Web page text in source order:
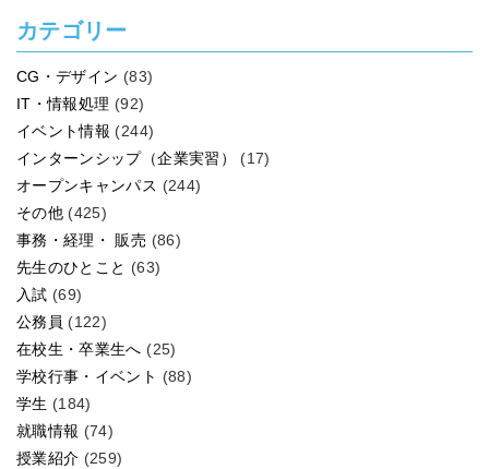
カテゴリー
CG・デザイン (83)
IT・情報処理 (92)
イベント情報 (244)
インターンシップ（企業実習）
(17)
オープンキャンパス (244)
その他 (425)
事務・経理・ 販売 (86)
先生のひとこと (63)
入試 (69)
公務員 (122)
在校生・卒業生へ (25)
学校行事・イベント (88)
学生 (184)
就職情報 (74)
授業紹介 (259)